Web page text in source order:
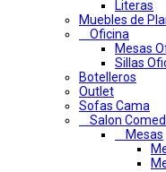
Literas
Muebles de
Oficina
Mesas
Sillas
Botelleros
Outlet
Sofas Cama
Salon
Mesas